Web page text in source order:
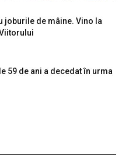
joburile de mâine. Vino la
59 de ani a decedat în urma